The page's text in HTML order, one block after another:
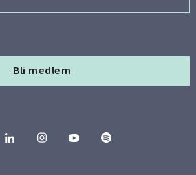
Bli medlem